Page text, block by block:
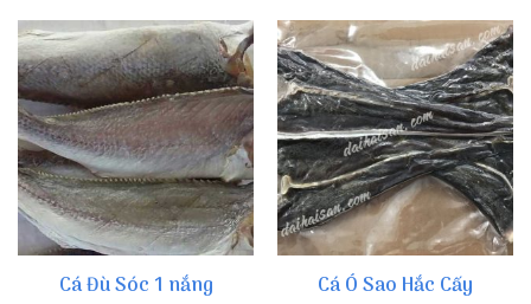
Cá Đù Sóc 1 nắng
Cá Ó Sao Hắc Cấy